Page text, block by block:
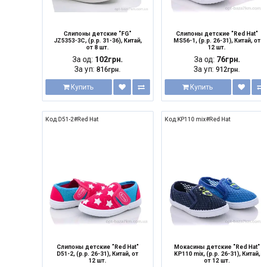
Слипоны детские "FG"
JZ5353-3C, (р.р. 31-36), Китай,
от 8 шт.
За од: 102грн.
За уп: 816грн.
Купить
Слипоны детские "Red Hat"
MS56-1, (р.р. 26-31), Китай, от
12 шт.
За од: 76грн.
За уп: 912грн.
Купить
Код:D51-2#Red Hat
Слипоны детские "Red Hat"
D51-2, (р.р. 26-31), Китай, от
12 шт.
Код:KP110 mix#Red Hat
Мокасины детские "Red Hat"
KP110 mix, (р.р. 26-31), Китай,
от 12 шт.